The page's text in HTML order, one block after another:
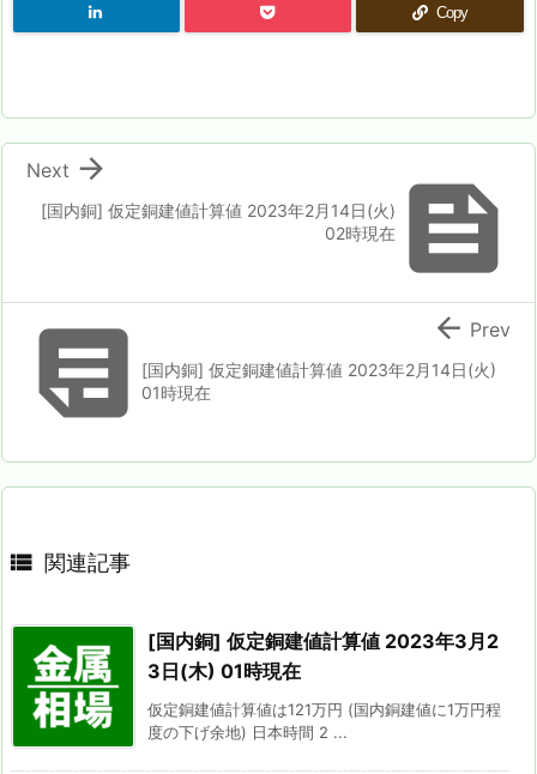
Copy

[国内銅] 仮定銅建値計算値 2023年2月14日(火)
02時現在

Next
[国内銅] 仮定銅建値計算値 2023年2月14日(火)
01時現在
 Prev
 関連記事
[国内銅] 仮定銅建値計算値 2023年3月2
3日(木) 01時現在
仮定銅建値計算値は121万円 (国内銅建値に1万円程
度の下げ余地) 日本時間 2 ...